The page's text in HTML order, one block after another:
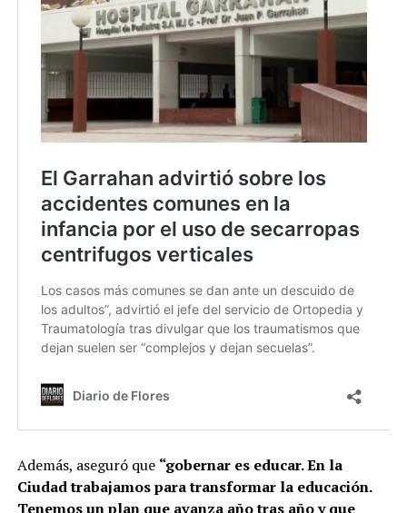
Además, aseguró que “gobernar es educar. En la
Ciudad trabajamos para transformar la educación.
Tenemos un plan que avanza año tras año y que